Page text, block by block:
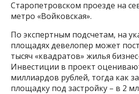
Стaропетровском проезде на
метро «Войковская».
По экспертным подсчетам, на
площадях девелопер может
тысяч «квадратов» жилья
Инвестиции в проект
миллиардов рублей, тогда как
площадку под застройку – в 2